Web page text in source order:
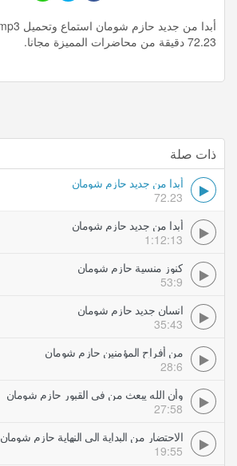
72.23 دقيقة من محاضرات المميزة مجانا.
ذات صلة
أبدا من جديد حازم شومان
72.23
أبدا من جديد حازم شومان
1:12:13
كنوز منسية حازم شومان
53:9
انسان جديد حازم شومان
35:43
من أفراح المؤمنين حازم شومان
28:6
وأن الله يبعث من فى القبور حازم شومان
27:58
الاحتضار من البداية الى النهاية حازم شومان
19:55